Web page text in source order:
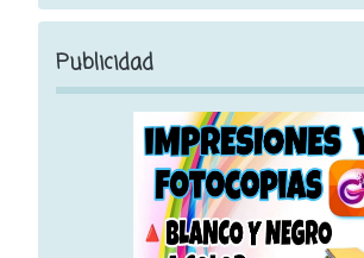
Publicidad